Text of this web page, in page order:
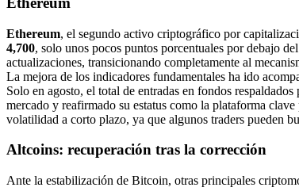
Ethereum, el segundo activo criptográfico por
4,700, solo unos pocos puntos porcentuales por debajo
actualizaciones, transicionando completamente al
La mejora de los indicadores fundamentales ha ido
Solo en agosto, el total de entradas en fondos
mercado y reafirmado su estatus como la plataforma
volatilidad a corto plazo, ya que algunos traders pueden
Altcoins: recuperación tras la corrección
Ante la estabilización de Bitcoin, otras principales